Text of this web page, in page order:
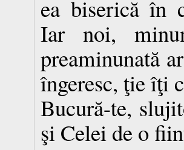
ea biserică în
Iar noi,
preaminunată
îngeresc, ţie îţi
Bucură-te,
şi Celei de o